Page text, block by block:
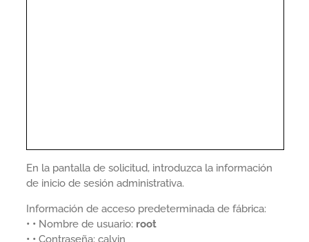
En la pantalla de solicitud, introduzca la información
de inicio de sesión administrativa.
Información de acceso predeterminada de fábrica:
• • Nombre de usuario: root
• • Contraseña: calvin